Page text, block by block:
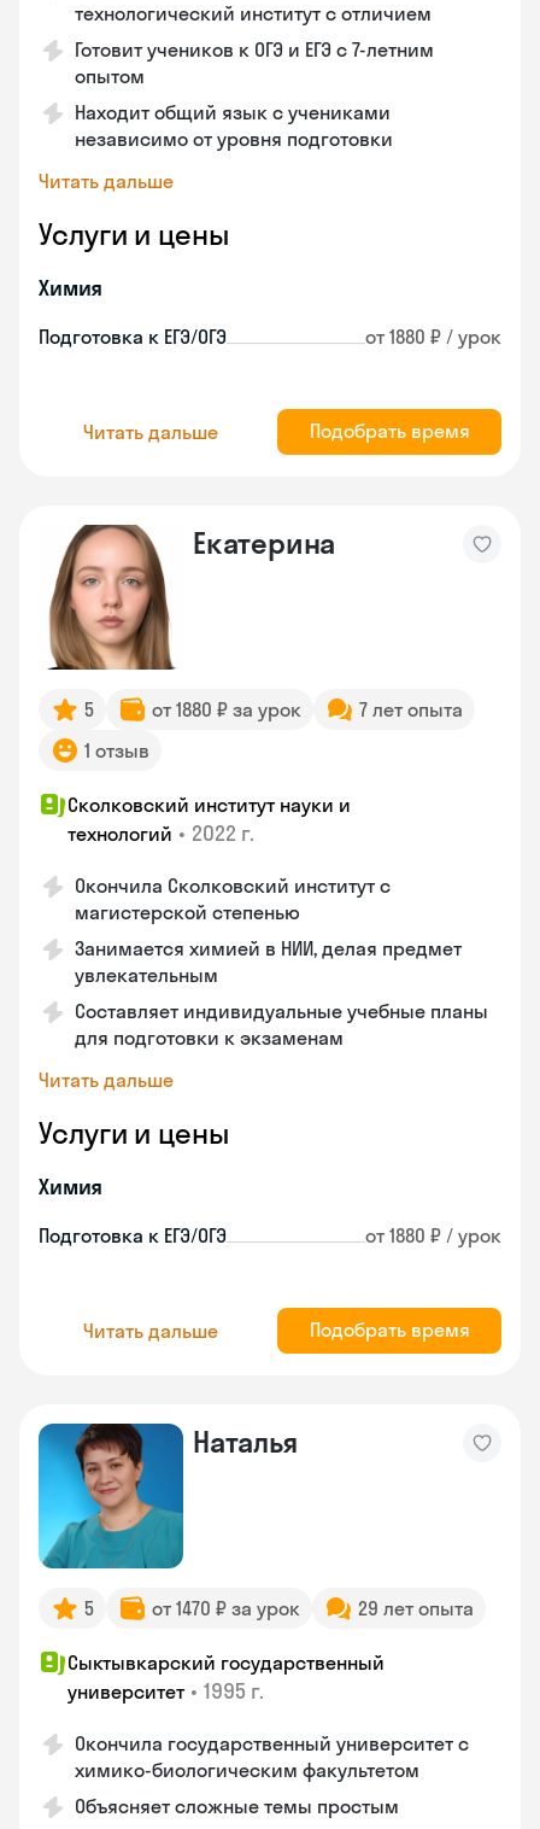
технологический институт с отличием
Готовит учеников к ОГЭ и ЕГЭ с 7-летним
опытом
Находит общий язык с учениками
независимо от уровня подготовки
Читать дальше
Услуги и цены
Химия
Подготовка к ЕГЭ/ОГЭ от 1880 ₽ / урок
Читать дальше Подобрать время
Екатерина
5 от 1880 ₽ за урок
7 лет опыта
1 отзыв
Сколковский институт науки и
технологий • 2022 г.
Окончила Сколковский институт с
магистерской степенью
Занимается химией в НИИ, делая предмет
увлекательным
Составляет индивидуальные учебные планы
для подготовки к экзаменам
Читать дальше
Услуги и цены
Химия
Подготовка к ЕГЭ/ОГЭ от 1880 ₽ / урок
Читать дальше Подобрать время
Наталья
5 от 1470 ₽ за урок 29 лет опыта
Сыктывкарский государственный
университет • 1995 г.
Окончила государственный университет с
химико-биологическим факультетом
Объясняет сложные темы простым